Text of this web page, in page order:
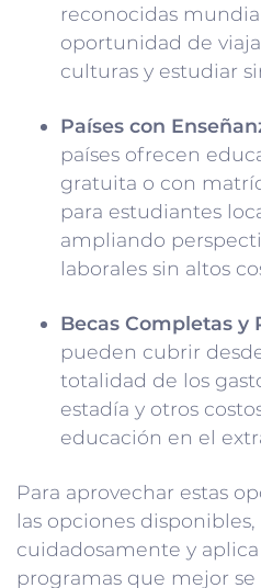
reconocidas
oportunidad de
culturas y estudiar
Países con
países ofrecen
gratuita o con
para estudiantes
ampliando
laborales sin altos
Becas Completas y
pueden cubrir
totalidad de los
estadía y otros
educación en el
Para aprovechar estas
las opciones
cuidadosamente y aplica
programas que mejor